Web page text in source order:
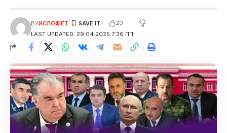
LAST UPDATED: 29.04.2025 7:36 ПП
BYИСЛОҲ НЕТ 20